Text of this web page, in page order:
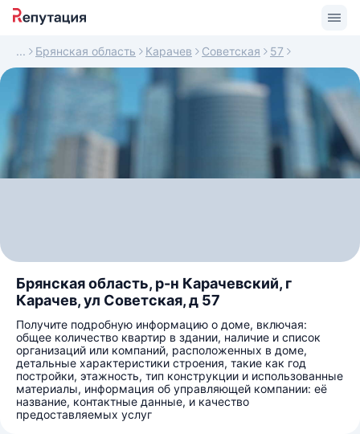
Брянская область Карачев Советская 57
Брянская область, р-н Карачевский, г
Карачев, ул Советская, д 57
Получите подробную информацию о доме, включая:
общее количество квартир в здании, наличие и список
организаций или компаний, расположенных в доме,
детальные характеристики строения, такие как год
постройки, этажность, тип конструкции и использованные
материалы, информация об управляющей компании: её
название, контактные данные, и качество
предоставляемых услуг